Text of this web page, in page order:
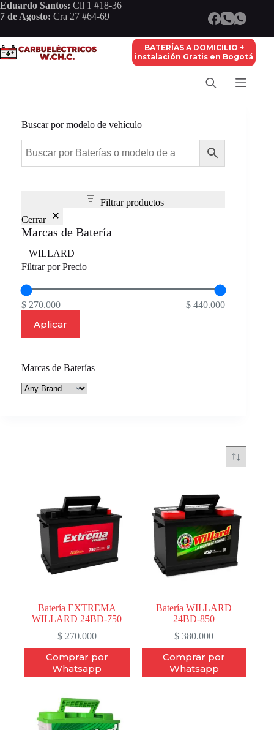
Saltar
al
Eduardo Santos: Cll 1 #18-36
7 de Agosto: Cra 27 #64-69
BATERÍAS A DOMICILIO +
instalación Gratis en Bogotá
Batería EXTREMA
WILLARD 24BD-750
$270.000
Comprar por
Whatsapp
Batería WILLARD
24BD-850
$ 380.000
Comprar por
Whatsapp
Buscar por modelo de vehículo
Filtrar productos
Cerrar
Marcas de Batería
Marca
WILLARD
Filtrar por Precio
$ 270.000 $ 440.000
Aplicar
Marcas de Baterías